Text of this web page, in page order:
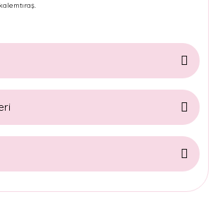
resim, ürün açıklamalarında ve diğer